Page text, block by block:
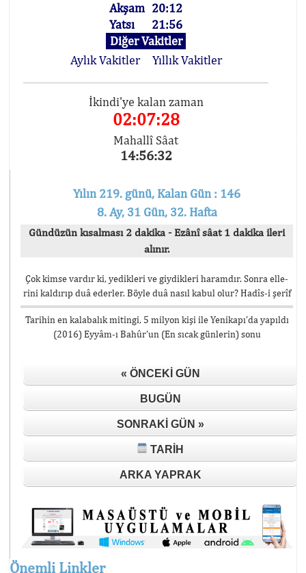
Akşam 20:12
Yatsı
21:56
Diğer Vakitler
Aylık Vakitler
Yıllık Vakitler
İkindi'ye kalan zaman
02:07:28
Mahallî Sâat
14:56:32
Yılın 219. günü, Kalan Gün : 146
8. Ay, 31 Gün, 32. Hafta
Gündüzün kısalması 2 dakika - Ezânî sâat 1 dakika ileri
alınır.
Çok kimse vardır ki, yedikleri ve giydikleri haramdır. Sonra elle-
rini kaldırıp duâ ederler. Böyle duâ nasıl kabul olur? Hadîs-i şerîf
Tarihin en kalabalık mitingi, 5 milyon kişi ile Yenikapı’da yapıldı
(2016) Eyyâm-ı Bahûr’un (En sıcak günlerin) sonu
« ÖNCEKI GÜN
BUGÜN
SONRAKI GÜN »
TARIH
ARKA YAPRAK
Önemli Linkler